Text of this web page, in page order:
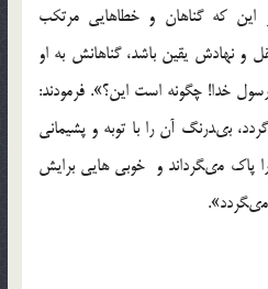
اين كه گناهان و خطاهايى مرتكب
يقين باشد، گناهانش به او
خدا! چگونه است اين؟». فرمودند:
بى‏درنگ آن را با توبه و پشيمانى
پاك مى‏گرداند و خوبى ‏هايى برايش